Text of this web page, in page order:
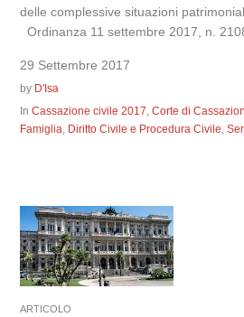
delle complessive situazioni
Ordinanza 11 settembre 2017, n.
29 Settembre 2017
by D'Isa
InCassazione civile 2017,Corte di
Famiglia, Diritto Civile e Procedura Civile,
ARTICOLO